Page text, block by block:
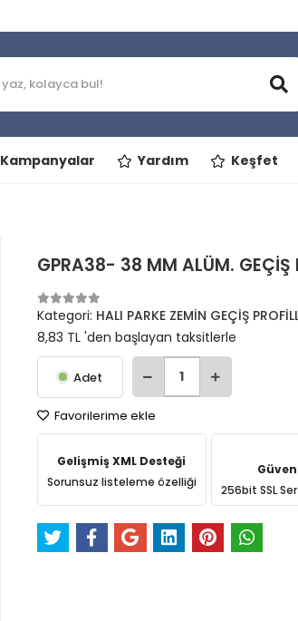
Kampanyalar Yardım Keşfet
GPRA38- 38 MM ALÜM. GEÇİŞ
Kategori: HALI PARKE ZEMİN GEÇİŞ
8,83 TL 'den başlayan taksitlerle
Adet
Favorilerime ekle
Gelişmiş XML Desteği
Sorunsuz listeleme özelliği
256bit SSL